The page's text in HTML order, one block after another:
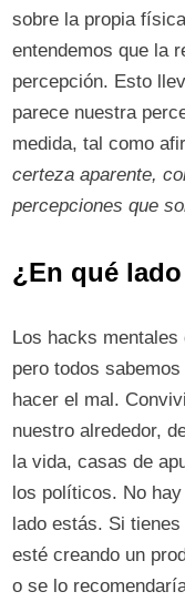
sobre la propia
entendemos que la
percepción. Esto
parece nuestra
medida, tal como
certeza aparente,
percepciones que
¿En qué
Los hacks mentales
pero todos
hacer el mal.
nuestro alrededor,
la vida, casas de
los políticos. No
lado estás. Si
esté creando un
o se lo